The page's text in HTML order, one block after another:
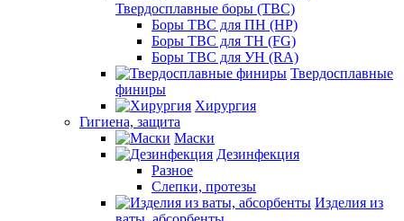
Твердосплавные боры (ТВС)
Боры ТВС для ПН (HP)
Боры ТВС для ТН (FG)
Боры ТВС для УН (RA)
Твердосплавные
финиры
Хирургия
Гигиена, защита
Маски
Дезинфекция
Разное
Слепки, протезы
Изделия из